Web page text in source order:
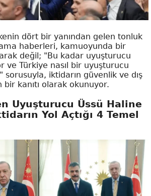
dört bir yanından gelen tonluk
haberleri, kamuoyunda bir
değil; "Bu kadar uyuşturucu
ve Türkiye nasıl bir uyuşturucu
sorusuyla, iktidarın güvenlik ve dış
kanıtı olarak okunuyor.
Uyuşturucu Üssü Haline
Yol Açtığı 4 Temel